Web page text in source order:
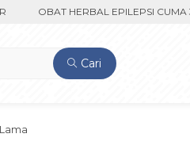
OBAT HERBAL EPILEPSI CUMA
Cari